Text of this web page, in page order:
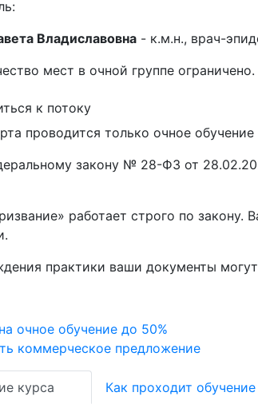
Владиславовна - к.м.н., врач-
мест в очной группе ограничено.
к потоку
проводится только очное обучение
закону № 28-ФЗ от
работает строго по
практики ваши документы
очное обучение до 50%
коммерческое предложение
курса Как проходит обучение